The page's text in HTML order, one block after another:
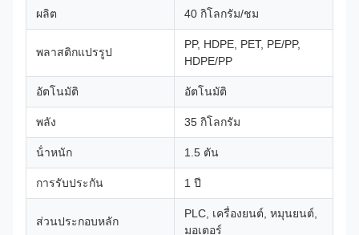
ผลิต 40 กิโลกรัม/ชม
พลาสติกแปรรูป
PP, HDPE, PET, PE/PP,
HDPE/PP
อัตโนมัติ อัตโนมัติ
พลัง 35 กิโลกรัม
น้ําหนัก 1.5 ตัน
การรับประกัน 1 ปี
ส่วนประกอบหลัก
PLC, เครื่องยนต์, หมุนยนต์,
มอเตอร์